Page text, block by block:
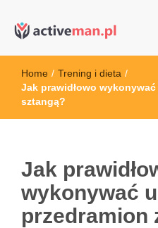
active man –
sportowym
Home / Trening i dieta /
Jak prawidłowo
sztangą?
Jak
wykonywać
przedramion